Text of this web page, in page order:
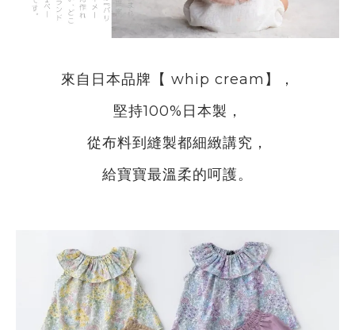
來自日本品牌【 whip cream 】，
堅持100% 日本製，
從布料到縫製都細緻講究，
給寶寶最溫柔的呵護。